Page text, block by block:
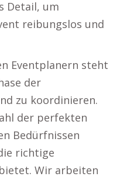
Detail, um
reibungslos und
Eventplanern steht
der
zu koordinieren.
der perfekten
Bedürfnissen
richtige
Wir arbeiten